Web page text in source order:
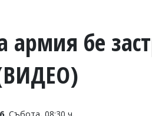
армия бе